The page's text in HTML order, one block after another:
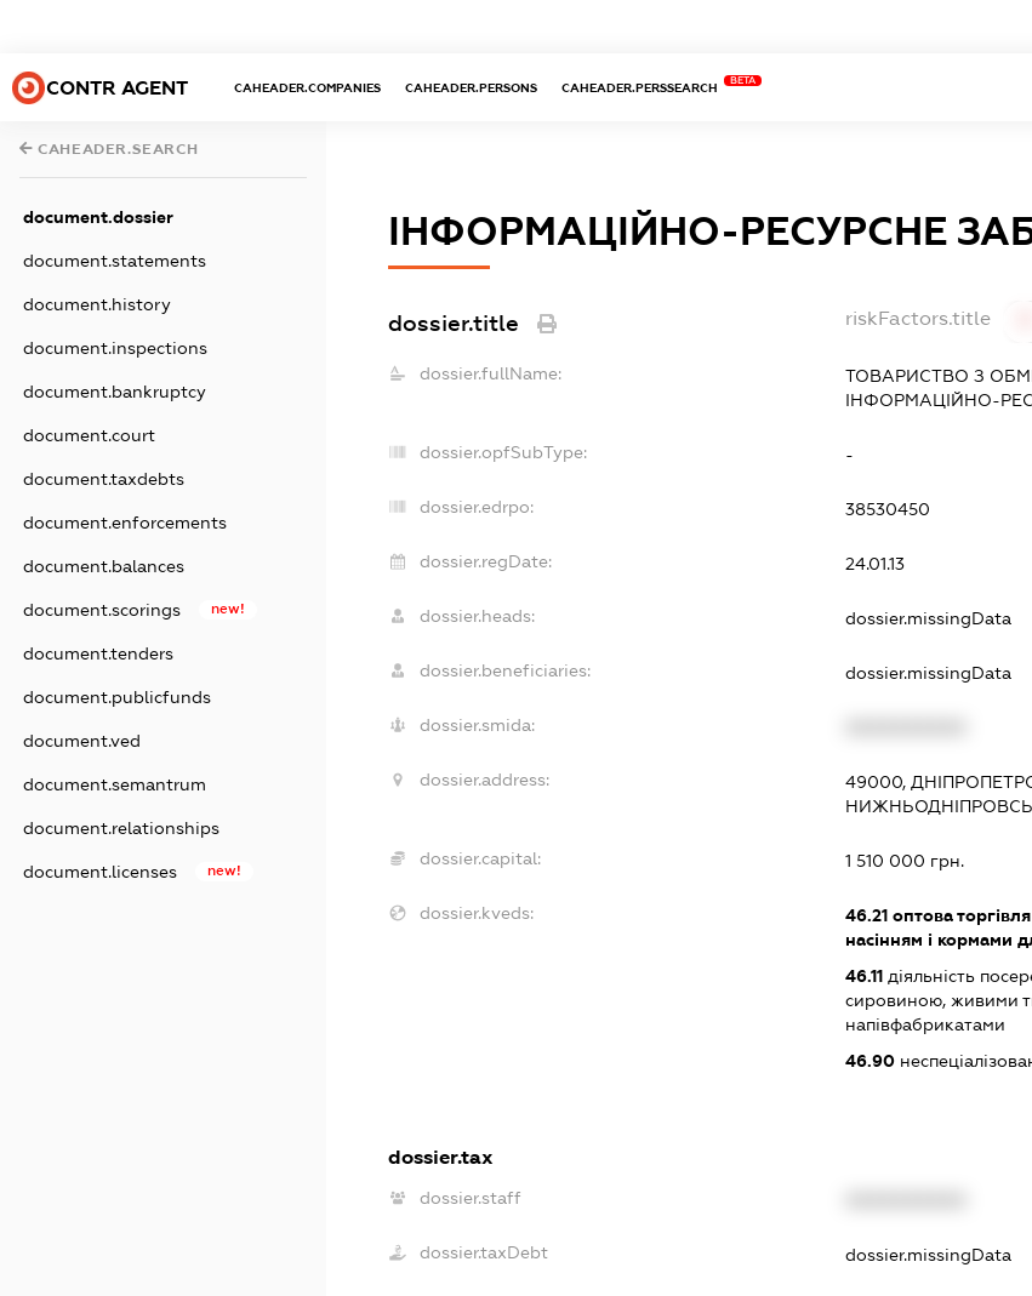
CONTR AGENT CAHEADER.COMPANIES CAHEADER.PERSONS CAHEADER.PERSSEARCH
BETA
CAHEADER.SEARCH
document.dossier
document.statements
document.history
document.inspections
document.bankruptcy
document.court
document.taxdebts
document.enforcements
document.balances
document.scorings new!
document.tenders
document.publicfunds
document.ved
document.semantrum
document.relationships
document.licenses new!
ІНФОРМАЦІЙНО-РЕСУРСНЕ
dossier.title riskFactors.title
dossier.fullName:
ТОВАРИСТВО З
ІНФОРМАЦІЙНО-
dossier.opfSubType: -
dossier.edrpo: 38530450
dossier.regDate: 24.01.13
dossier.heads: dossier.missingData
dossier.beneficiaries: dossier.missingData
dossier.smida:
dossier.address:
49000,
dossier.capital: 1 510 000 грн.
dossier.kveds: 46.21 оптова
насінням і кормами
46.11 діяльність
сировиною, живими
напівфабрикатами
46.90
dossier.tax
dossier.staff
dossier.taxDebt dossier.missingData